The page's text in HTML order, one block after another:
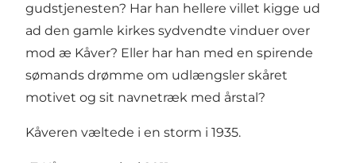
gudstjenesten? Har han hellere villet kigge ud
ad den gamle kirkes sydvendte vinduer over
mod æ Kåver? Eller har han med en spirende
sømands drømme om udlængsler skåret
motivet og sit navnetræk med årstal?
Kåveren væltede i en storm i 1935.